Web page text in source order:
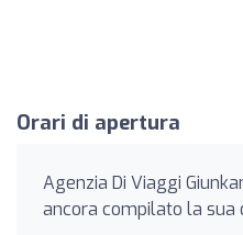
Orari di apertura
Agenzia Di Viaggi
ancora compilato la sua